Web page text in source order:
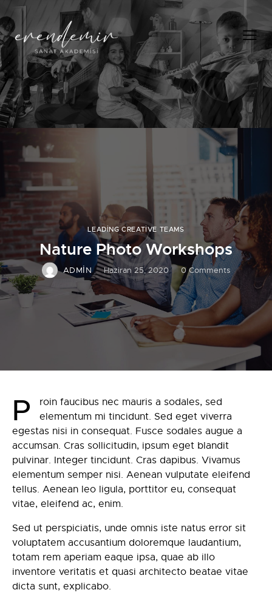
LEADING CREATIVE TEAMS
Nature Photo Workshops
ADMIN Haziran 25, 2020 0 Comments
P
roin faucibus nec mauris a sodales, sed
elementum mi tincidunt. Sed eget viverra
egestas nisi in consequat. Fusce sodales augue a
accumsan. Cras sollicitudin, ipsum eget blandit
pulvinar. Integer tincidunt. Cras dapibus. Vivamus
elementum semper nisi. Aenean vulputate eleifend
tellus. Aenean leo ligula, porttitor eu, consequat
vitae, eleifend ac, enim.
Sed ut perspiciatis, unde omnis iste natus error sit
voluptatem accusantium doloremque laudantium,
totam rem aperiam eaque ipsa, quae ab illo
inventore veritatis et quasi architecto beatae vitae
dicta sunt, explicabo.